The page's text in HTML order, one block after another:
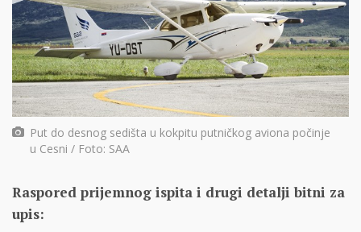
Put do desnog sedišta u kokpitu putničkog aviona počinje
u Cesni / Foto: SAA
Raspored prijemnog ispitа i drugi detalji bitni za
upis: